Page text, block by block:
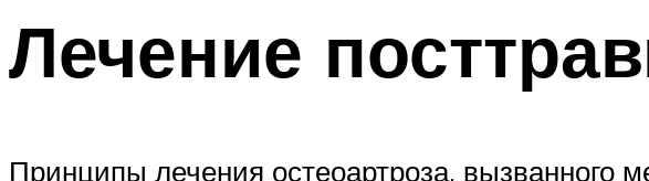
Лечение
Принципы лечения остеоартроза, вызванного